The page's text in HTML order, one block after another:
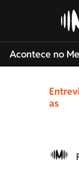
Acontece no
as